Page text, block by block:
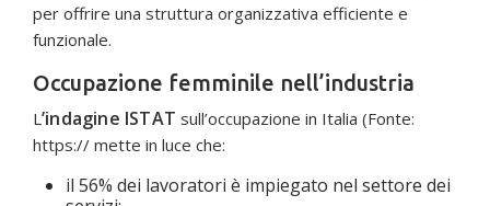
per offrire una struttura organizzativa efficiente e
funzionale.
Occupazione femminile nell’industria
L ’indagine ISTAT sull’occupazione in Italia (Fonte:
https:// mette in luce che:
il 56% dei lavoratori è impiegato nel settore dei